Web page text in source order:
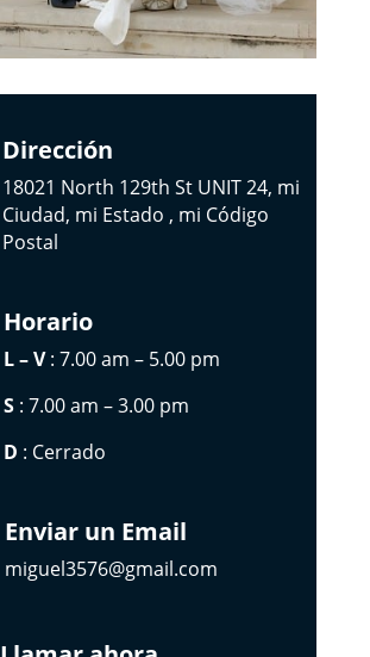
Dirección
18021 North 129th St UNIT 24, mi
Ciudad, mi Estado , mi Código
Postal
Horario
L – V: 7.00 am – 5.00 pm
S: 7.00 am – 3.00 pm
D : Cerrado
Enviar un Email
miguel3576@gmail.com